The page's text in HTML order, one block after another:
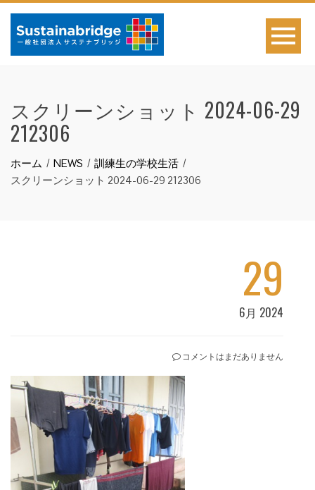
スクリーンショット 2024-06-29
212306
ホーム NEWS
訓練生の学校生活
スクリーンショット 2024-06-29 212306
29
6月 2024
コメントはまだありません